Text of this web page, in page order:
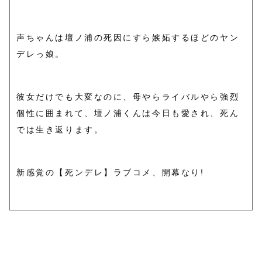
声ちゃんは壇ノ浦の死因にすら嫉妬するほどのヤン
デレっ娘。
彼女だけでも大変なのに、母やらライバルやら強烈
個性に囲まれて、壇ノ浦くんは今日も愛され、死ん
では生き返ります。
新感覚の【死ンデレ】ラブコメ、開幕なり!